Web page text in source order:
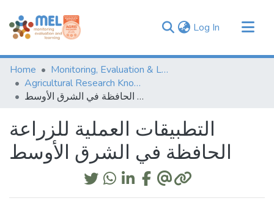
Log In (current)
Communities & Collections
Browse
Statistics
Home
Monitoring, Evaluation & Learning Repository
Agricultural Research Knowledge
التطبيقات العملية للزراعة الحافظة في الشرق الأوسط
التطبيقات العملية للزراعة
الحافظة في الشرق الأوسط